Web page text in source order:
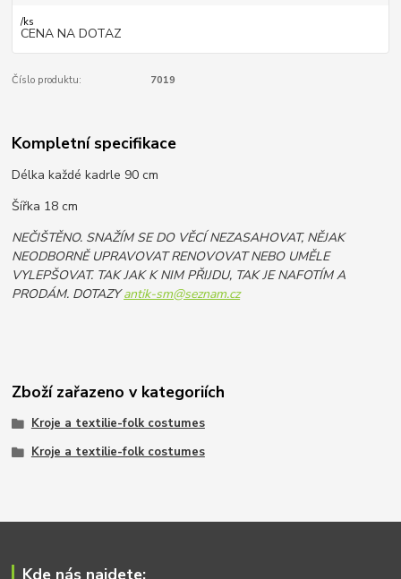
/ks
CENA NA DOTAZ
Číslo produktu: 7019
Kompletní specifikace
Délka každé kadrle 90 cm
Šířka 18 cm
NEČIŠTĚNO. SNAŽÍM SE DO VĚCÍ NEZASAHOVAT, NĚJAK
NEODBORNĚ UPRAVOVAT RENOVOVAT NEBO UMĚLE
VYLEPŠOVAT. TAK JAK K NIM PŘIJDU, TAK JE NAFOTÍM A
PRODÁM. DOTAZYantik-sm@seznam.cz
Zboží zařazeno v kategoriích
Kroje a textilie-folk costumes
Kroje a textilie-folk costumes